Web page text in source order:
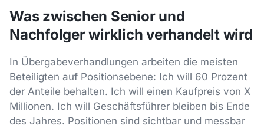
Was zwischen Senior und
Nachfolger wirklich verhandelt wird
In Übergabeverhandlungen arbeiten die meisten
Beteiligten auf Positionsebene: Ich will 60 Prozent
der Anteile behalten. Ich will einen Kaufpreis von X
Millionen. Ich will Geschäftsführer bleiben bis Ende
des Jahres. Positionen sind sichtbar und messbar